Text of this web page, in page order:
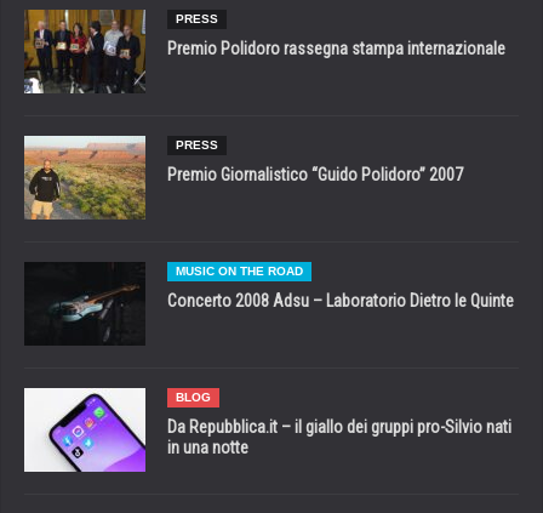
PRESS
Premio Polidoro rassegna stampa internazionale
PRESS
Premio Giornalistico “Guido Polidoro” 2007
MUSIC ON THE ROAD
Concerto 2008 Adsu – Laboratorio Dietro le Quinte
BLOG
Da Repubblica.it – il giallo dei gruppi pro-Silvio nati
in una notte